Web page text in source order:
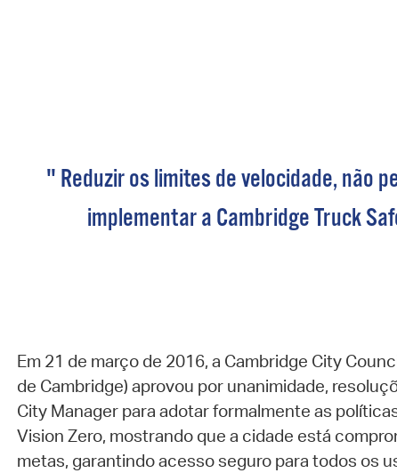
" Reduzir os limites de velocidade, não
implementar a Cambridge Truck
Em 21 de março de 2016, a Cambridge City
de Cambridge) aprovou por unanimidade,
City Manager para adotar formalmente as
Vision Zero, mostrando que a cidade está
metas, garantindo acesso seguro para todos os